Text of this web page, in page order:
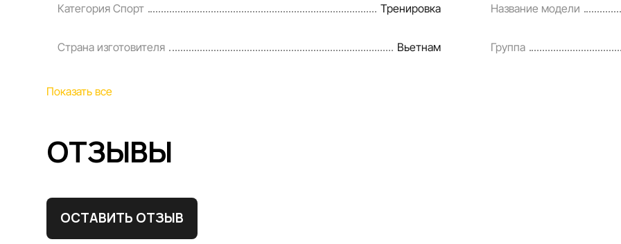
Категория Спорт Тренировка Название модели
Страна изготовителя Вьетнам Группа
Показать все
ОТЗЫВЫ
ОСТАВИТЬ ОТЗЫВ